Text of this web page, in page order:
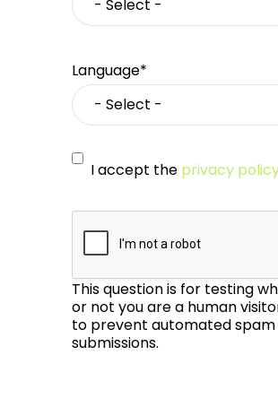
Language*
I accept the privacy
This question is for testing
or not you are a human
to prevent automated spam
submissions.